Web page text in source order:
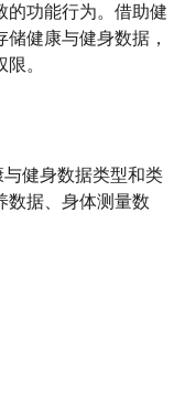
的功能行为。借助健
健康与健身数据，
。
健身数据类型和类
数据、身体测量数